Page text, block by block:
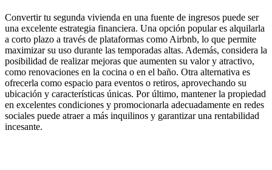
Convertir tu segunda vivienda en una fuente de ingresos puede ser
una excelente estrategia financiera. Una opción popular es alquilarla
a corto plazo a través de plataformas como Airbnb, lo que permite
maximizar su uso durante las temporadas altas. Además, considera la
posibilidad de realizar mejoras que aumenten su valor y atractivo,
como renovaciones en la cocina o en el baño. Otra alternativa es
ofrecerla como espacio para eventos o retiros, aprovechando su
ubicación y características únicas. Por último, mantener la propiedad
en excelentes condiciones y promocionarla adecuadamente en redes
sociales puede atraer a más inquilinos y garantizar una rentabilidad
incesante.